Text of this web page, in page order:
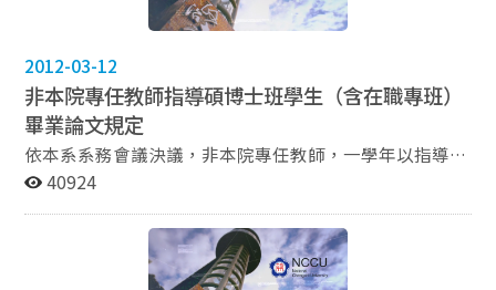
2012-03-12
非本院專任教師指導碩博士班學生（含在職專班）
畢業論文規定
依本系系務會議決議，非本院專任教師，一學年以指導兩
名學生（含在職專班）為原則。本系專任教師退休轉任之
單至辦公室的時間為準。
40924